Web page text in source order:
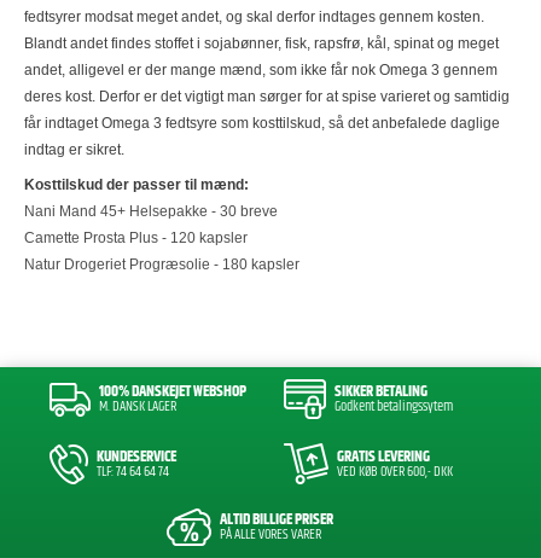
fedtsyrer modsat meget andet, og skal derfor indtages gennem kosten.
Blandt andet findes stoffet i sojabønner, fisk, rapsfrø, kål, spinat og meget
andet, alligevel er der mange mænd, som ikke får nok Omega 3 gennem
deres kost. Derfor er det vigtigt man sørger for at spise varieret og samtidig
får indtaget Omega 3 fedtsyre som kosttilskud, så det anbefalede daglige
indtag er sikret.
Kosttilskud der passer til mænd:
Nani Mand 45+ Helsepakke - 30 breve
Camette Prosta Plus - 120 kapsler
Natur Drogeriet Progræsolie - 180 kapsler
100% DANSKEJET WEBSHOP
M. DANSK LAGER
SIKKER BETALING
Godkent betalingssytem
KUNDESERVICE
TLF: 74 64 64 74
GRATIS LEVERING
VED KØB OVER 600,- DKK
ALTID BILLIGE PRISER
PÅ ALLE VORES VARER